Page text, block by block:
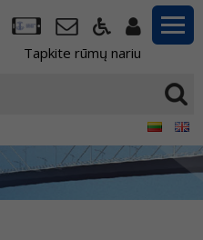
Tapkite rūmų nariu